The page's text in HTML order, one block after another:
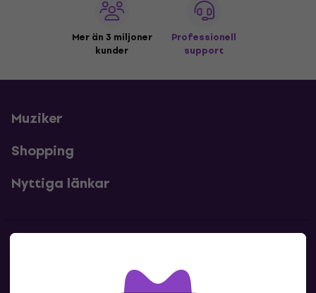
Mer än 3 miljoner
kunder
Professionell
support
Muziker
Shopping
Nyttiga länkar
Kontakta oss